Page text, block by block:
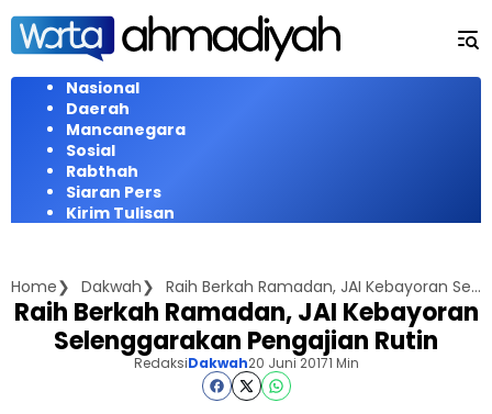
Langsung
konten
Nasional
Daerah
Mancanegara
Sosial
Rabthah
Siaran Pers
Kirim Tulisan
Home Dakwah Raih Berkah Ramadan, JAI Kebayoran Selenggarakan Pengajian Rutin
Raih Berkah Ramadan, JAI Kebayoran
Selenggarakan Pengajian Rutin
RedaksiDakwah20 Juni 20171 Min